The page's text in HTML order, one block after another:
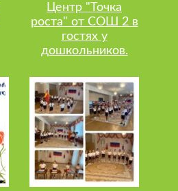
Центр "Точка
роста" от СОШ 2 в
гостях у
дошкольников.